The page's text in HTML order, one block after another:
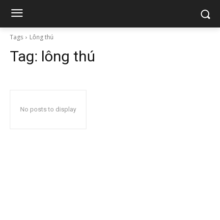
Tags Lông thú
Tag: lông thú
No posts to display